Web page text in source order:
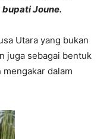
bupati Joune.
Utara yang bukan
juga sebagai bentuk
dalam